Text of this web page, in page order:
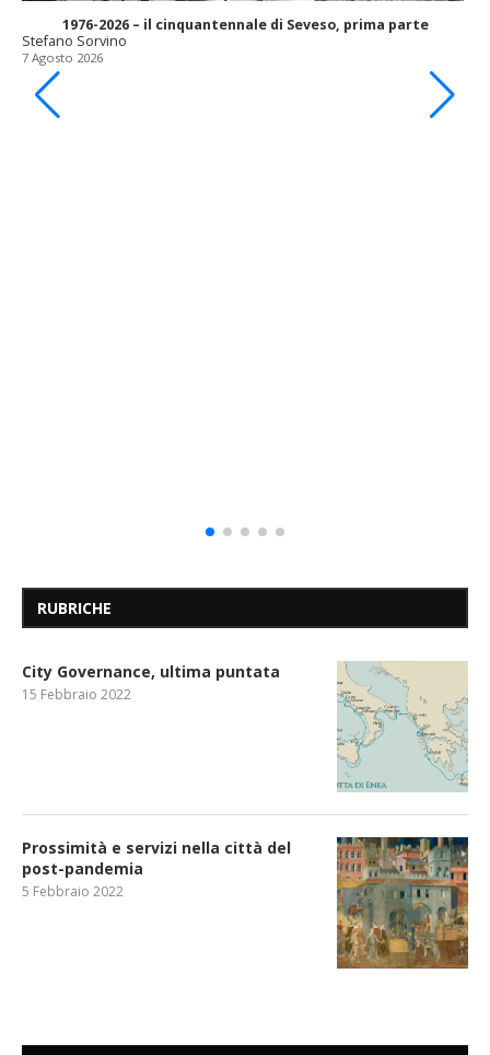
1976-2026 – il cinquantennale di Seveso, prima parte
Stefano Sorvino
7 Agosto 2026
RUBRICHE
City Governance, ultima puntata
15 Febbraio 2022
Prossimità e servizi nella città del
post-pandemia
5 Febbraio 2022